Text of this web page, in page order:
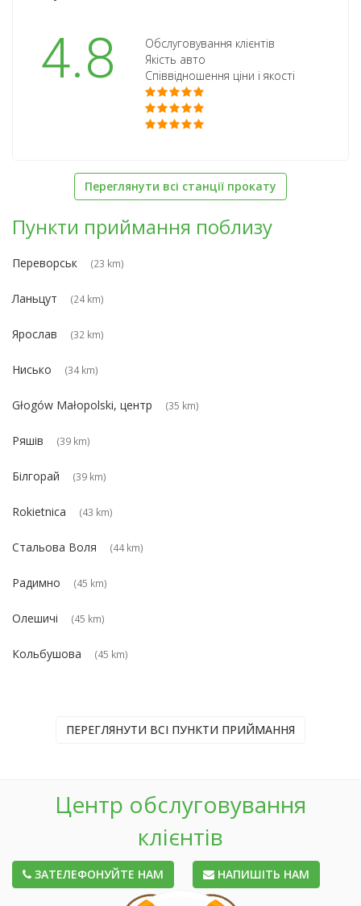
4.8
Обслуговування клієнтів
Якість авто
Співвідношення ціни і якості
Переглянути всі станції прокату
Пункти приймання поблизу
Переворськ (23 km)
Ланьцут (24 km)
Ярослав (32 km)
Нисько (34 km)
Głogów Małopolski, центр (35 km)
Ряшів (39 km)
Білгорай (39 km)
Rokietnica (43 km)
Стальова Воля (44 km)
Радимно (45 km)
Олешичі (45 km)
Кольбушова (45 km)
ПЕРЕГЛЯНУТИ ВСІ ПУНКТИ ПРИЙМАННЯ
Центр обслуговування
клієнтів
ЗАТЕЛЕФОНУЙТЕ НАМ НАПИШІТЬ НАМ